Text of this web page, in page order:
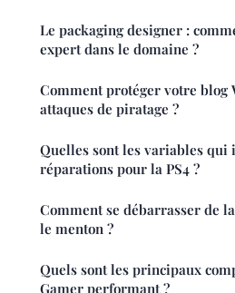
Le packaging designer :
expert dans le domaine ?
Comment protéger votre blog
attaques de piratage ?
Quelles sont les variables qui
réparations pour la PS4 ?
Comment se débarrasser de
le menton ?
Quels sont les principaux
Gamer performant ?